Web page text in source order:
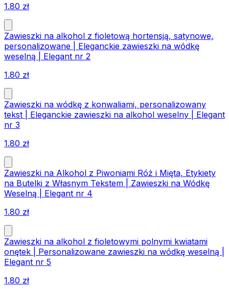
1.80 zł
Zawieszki na alkohol z fioletową hortensją, satynowe,
personalizowane | Eleganckie zawieszki na wódkę
weselną | Elegant nr 2
1.80 zł
Zawieszki na wódkę z konwaliami, personalizowany
tekst | Eleganckie zawieszki na alkohol weselny | Elegant
nr 3
1.80 zł
Zawieszki na Alkohol z Piwoniami Róż i Mięta, Etykiety
na Butelki z Własnym Tekstem | Zawieszki na Wódkę
Weselną | Elegant nr 4
1.80 zł
Zawieszki na alkohol z fioletowymi polnymi kwiatami
onętek | Personalizowane zawieszki na wódkę weselną |
Elegant nr 5
1.80 zł